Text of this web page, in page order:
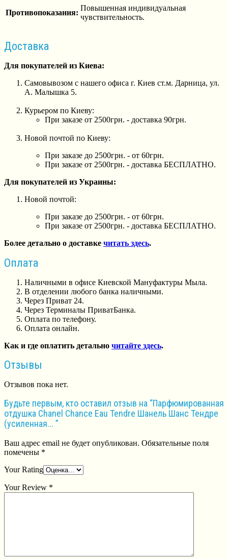
Противопоказания:
Повышенная индивидуальная
чувствительность.
Доставка
Для покупателей из Киева:
Самовывозом с нашего офиса г. Киев ст.м. Дарница, ул.
А. Малышка 5.
Курьером по Киеву:
При заказе от 2500грн. - доставка 90грн.
Новой почтой по Киеву:
При заказе до 2500грн. - от 60грн.
При заказе от 2500грн. - доставка БЕСПЛАТНО.
Для покупателей из Украины:
Новой почтой:
При заказе до 2500грн. - от 60грн.
При заказе от 2500грн. - доставка БЕСПЛАТНО.
Более детально о доставке читать здесь.
Оплата
Наличными в офисе Киевской Мануфактуры Мыла.
В отделении любого банка наличными.
Через Приват 24.
Через Терминалы ПриватБанка.
Оплата по телефону.
Оплата онлайн.
Как и где оплатить детально читайте здесь.
Отзывы
Отзывов пока нет.
Будьте первым, кто оставил отзыв на “Парфюмированная
отдушка Chanel Chance Eau Tendre Шанель Шанс Тендре
(усиленная... ”
Ваш адрес email не будет опубликован. Обязательные поля
помечены *
Your Rating
Your Review *